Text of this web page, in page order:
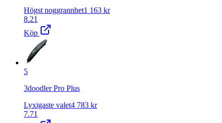
Högst noggrannhet1 163 kr
8.21
Köp
5
3doodler Pro Plus
Lyxigaste valet4 783 kr
7.71